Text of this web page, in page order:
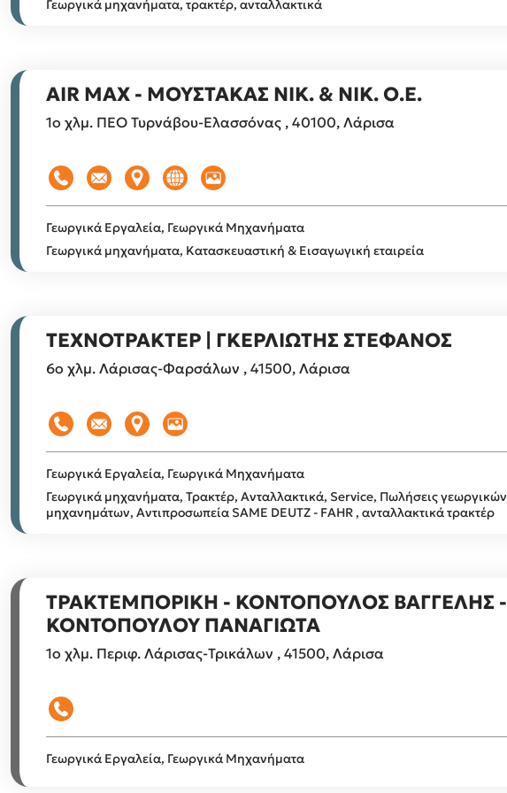
Γεωργικά μηχανήματα, τρακτέρ, ανταλλακτικά
AIR MAX - MΟΥΣΤΑΚΑΣ ΝΙΚ. & ΝΙΚ. Ο.Ε.
1ο χλμ. ΠΕΟ Τυρνάβου-Ελασσόνας , 40100, Λάρισα
Γεωργικά Εργαλεία, Γεωργικά Μηχανήματα
Γεωργικά μηχανήματα, Κατασκευαστική & Εισαγωγική εταιρεία
ΤΕΧΝΟΤΡΑΚΤΕΡ | ΓΚΕΡΛΙΩΤΗΣ ΣΤΕΦΑΝΟΣ
6ο χλμ. Λάρισας-Φαρσάλων , 41500, Λάρισα
Γεωργικά Εργαλεία, Γεωργικά Μηχανήματα
Γεωργικά μηχανήματα, Τρακτέρ, Ανταλλακτικά, Service, Πωλήσεις γεωργικών
μηχανημάτων, Αντιπροσωπεία SAME DEUTZ - FAHR , ανταλλακτικά τρακτέρ
ΤΡΑΚΤΕΜΠΟΡΙΚΗ - ΚΟΝΤΟΠΟΥΛΟΣ ΒΑΓΓΕΛΗΣ -
ΚΟΝΤΟΠΟΥΛΟΥ ΠΑΝΑΓΙΩΤΑ
1ο χλμ. Περιφ. Λάρισας-Τρικάλων , 41500, Λάρισα
Γεωργικά Εργαλεία, Γεωργικά Μηχανήματα